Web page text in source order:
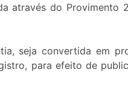
através do Provimento
seja convertida em
para efeito de